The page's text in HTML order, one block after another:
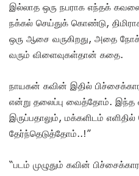
இல்லாத ஒரு நபராக எந்தக்
நக்கல் செய்துக் கொண்டு, திமிராக
ஒரு ஆசை வருகிறது, அதை
வரும் விளைவுகள்தான் கதை.
நாயகன் கவின் இதில்
என்று தலைப்பு வைத்தோம். இந்த
இருப்பதாலும், மக்களிடம்
தேர்ந்தெடுத்தோம்..!”
“படம் முழுதும் கவின்